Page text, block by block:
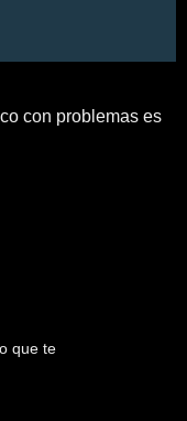
con problemas es
que te